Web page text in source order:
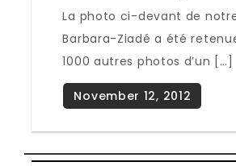
La photo ci-devant de
Barbara-Ziadé a été
1000 autres photos d’un […]